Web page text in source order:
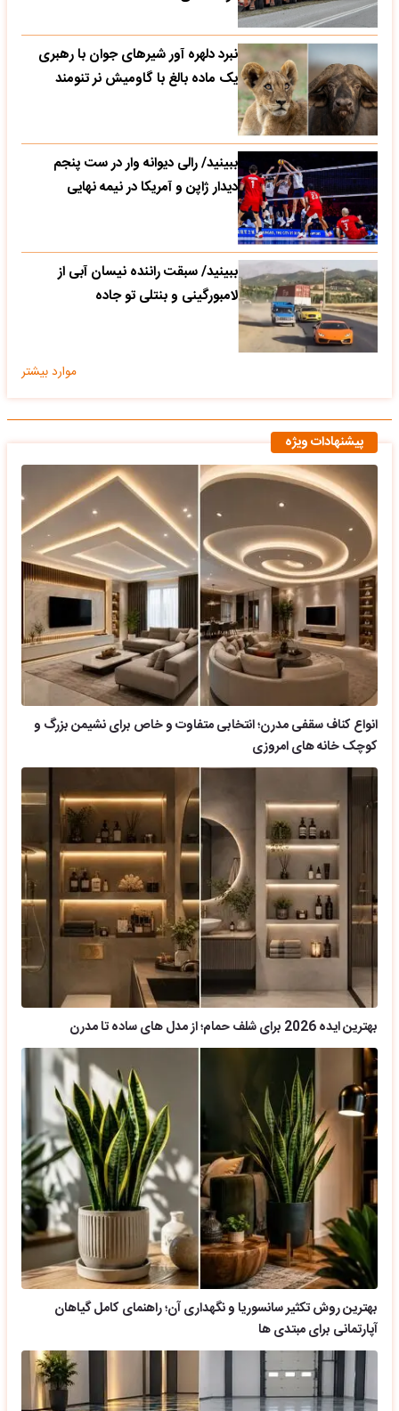
نبرد دلهره آور شیرهای جوان با رهبری
یک ماده بالغ با گاومیش نر تنومند
ببینید/ رالی دیوانه وار در ست پنجم
دیدار ژاپن و آمریکا در نیمه نهایی
ببینید/ سبقت راننده نیسان آبی از
لامبورگینی و بنتلی تو جاده
موارد بیشتر
پیشنهادات ویژه
انواع کناف سقفی مدرن؛ انتخابی متفاوت و خاص برای نشیمن بزرگ و
کوچک خانه های امروزی
بهترین ایده 2026 برای شلف حمام؛ از مدل های ساده تا مدرن
بهترین روش تکثیر سانسوریا و نگهداری آن؛ راهنمای کامل گیاهان
آپارتمانی برای مبتدی ها